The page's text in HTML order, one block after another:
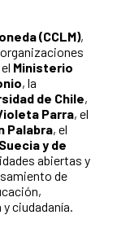
(CCLM),
Ministerio
, la
de Chile,
Parra, el
Palabra, el
y de
abiertas y
de
ciudadanía.